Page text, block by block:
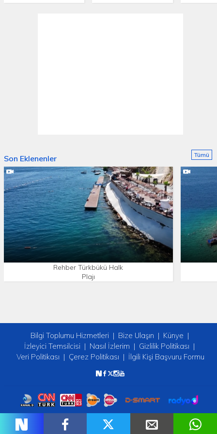
Son Eklenenler
Rehber Türkbükü Halk
Plajı
Tümü
Bilgi Toplumu Hizmetleri Bize Ulaşın
Künye
İzleyici Temsilcisi
Nasıl İzlerim
Gizlilik Politikası
Veri Politikası
Çerez Politikası İlgili Kişi Başvuru Formu